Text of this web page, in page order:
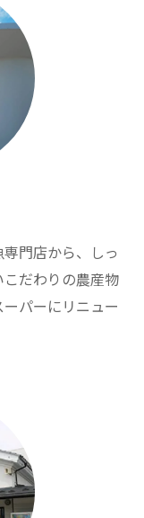
門店から、しっ
だわりの農産物
パーにリニュー